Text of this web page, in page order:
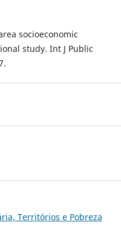
socioeconomic
study. Int J Public
Territórios e Pobreza